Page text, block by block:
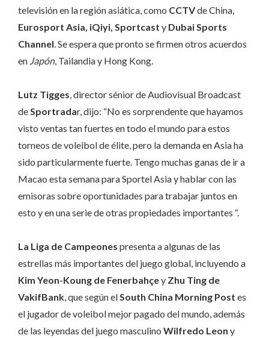
televisión en la región asiática, como CCTVde China,
Eurosport Asia, iQiyi, Sportcast y Dubai Sports
Channel. Se espera que pronto se firmen otros acuerdos
en Japón, Tailandia y Hong Kong.
Lutz Tigges, director sénior de Audiovisual Broadcast
deSportradar, dijo: “No es sorprendente que hayamos
visto ventas tan fuertes en todo el mundo para estos
torneos de voleibol de élite, pero la demanda en Asia ha
sido particularmente fuerte. Tengo muchas ganas de ir a
Macao esta semana para Sportel Asia y hablar con las
emisoras sobre oportunidades para trabajar juntos en
esto y en una serie de otras propiedades importantes “.
La Liga de Campeones presenta a algunas de las
estrellas más importantes del juego global, incluyendo a
Kim Yeon-Koung de Fenerbahçey Zhu Ting de
VakifBank, que según elSouth China Morning Post es
el jugador de voleibol mejor pagado del mundo, además
de las leyendas del juego masculino Wilfredo Leon y